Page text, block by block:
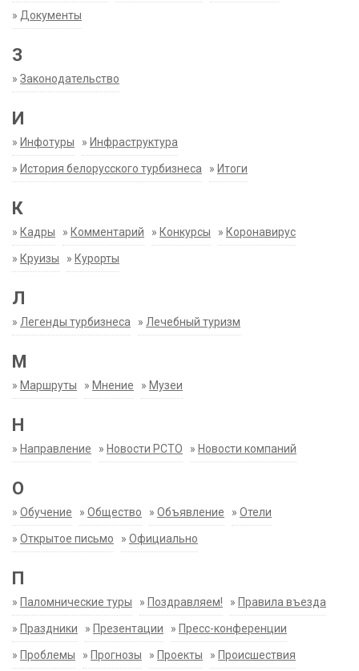
» Документы
З
» Законодательство
И
» Инфотуры » Инфраструктура
» История белорусского турбизнеса » Итоги
К
» Кадры » Комментарий » Конкурсы » Коронавирус
» Круизы » Курорты
Л
» Легенды турбизнеса » Лечебный туризм
М
» Маршруты » Мнение » Музеи
Н
» Направление » Новости РСТО » Новости компаний
О
» Обучение » Общество » Объявление » Отели
» Открытое письмо » Официально
П
» Паломнические туры » Поздравляем! » Правила въезда
» Праздники » Презентации » Пресс-конференции
» Проблемы » Прогнозы » Проекты » Происшествия